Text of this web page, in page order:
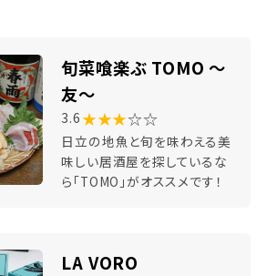
旬菜喰楽ぶ TOMO ～
友～
3.6 ★★★☆☆
日立の地魚と旬を味わえる美
味しい居酒屋を探しているな
ら「TOMO」がオススメです！
LA VORO